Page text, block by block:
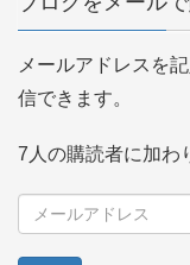
メールアドレスを
信できます。
7人の購読者に加わ